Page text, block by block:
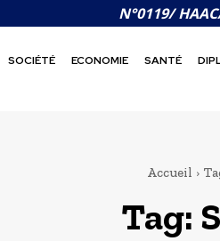
N°0119/
SOCIÉTÉ ECONOMIE SANTÉ
Accueil
Tag: